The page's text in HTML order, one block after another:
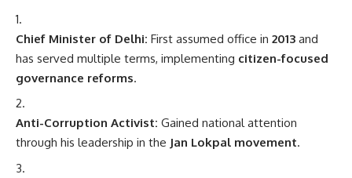
Chief Minister of Delhi: First assumed office in 2013 and
has served multiple terms, implementing citizen-focused
governance reforms.
Anti-Corruption Activist: Gained national attention
through his leadership in the Jan Lokpal movement.